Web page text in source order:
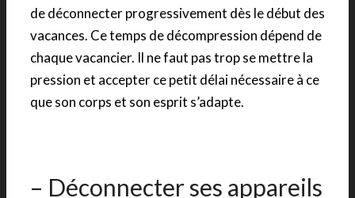
de déconnecter progressivement dès le début des
vacances. Ce temps de décompression dépend de
chaque vacancier. Il ne faut pas trop se mettre la
pression et accepter ce petit délai nécessaire à ce
que son corps et son esprit s’adapte.
– Déconnecter ses appareils